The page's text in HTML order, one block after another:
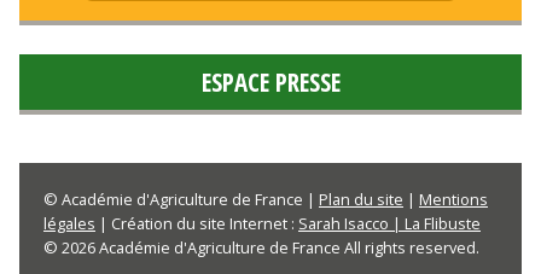
ESPACE PRESSE
© Académie d'Agriculture de France | Plan du site | Mentions
légales | Création du site Internet : Sarah Isacco | La Flibuste
© 2026 Académie d'Agriculture de France All rights reserved.